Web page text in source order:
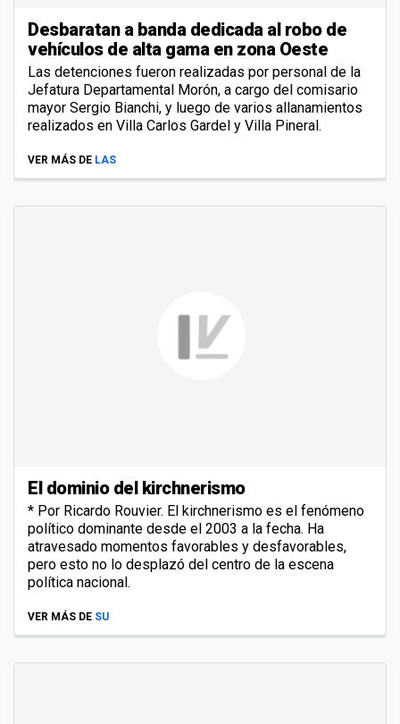
Desbaratan a banda dedicada al robo de
vehículos de alta gama en zona Oeste
Las detenciones fueron realizadas por personal de la
Jefatura Departamental Morón, a cargo del comisario
mayor Sergio Bianchi, y luego de varios allanamientos
realizados en Villa Carlos Gardel y Villa Pineral.
VER MÁS DE LAS
El dominio del kirchnerismo
* Por Ricardo Rouvier. El kirchnerismo es el fenómeno
político dominante desde el 2003 a la fecha. Ha
atravesado momentos favorables y desfavorables,
pero esto no lo desplazó del centro de la escena
política nacional.
VER MÁS DE SU